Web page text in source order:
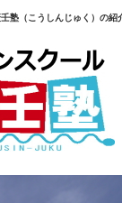
塾（こうしんじゅく）の